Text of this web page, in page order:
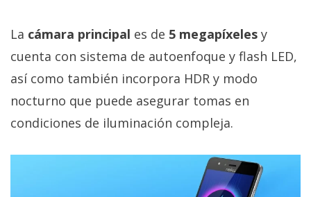
La cámara principal es de 5 megapíxeles y
cuenta con sistema de autoenfoque y flash LED,
así como también incorpora HDR y modo
nocturno que puede asegurar tomas en
condiciones de iluminación compleja.